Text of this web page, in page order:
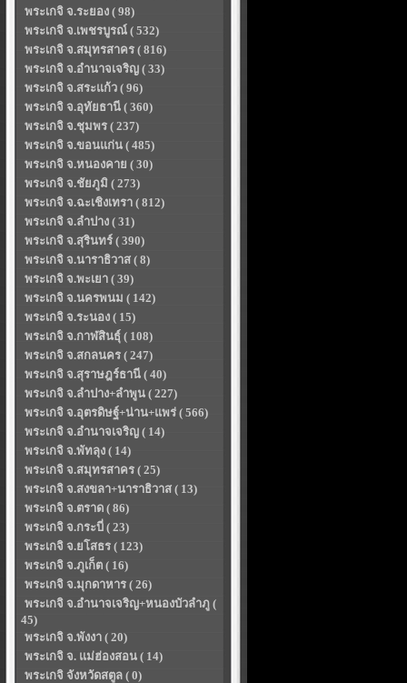
พระเกจิ จ.ระยอง ( 98)
พระเกจิ จ.เพชรบูรณ์ ( 532)
พระเกจิ จ.สมุทรสาคร ( 816)
พระเกจิ จ.อำนาจเจริญ ( 33)
พระเกจิ จ.สระแก้ว ( 96)
พระเกจิ จ.อุทัยธานี ( 360)
พระเกจิ จ.ชุมพร ( 237)
พระเกจิ จ.ขอนแก่น ( 485)
พระเกจิ จ.หนองคาย ( 30)
พระเกจิ จ.ชัยภูมิ ( 273)
พระเกจิ จ.ฉะเชิงเทรา ( 812)
พระเกจิ จ.ลำปาง ( 31)
พระเกจิ จ.สุรินทร์ ( 390)
พระเกจิ จ.นาราธิวาส ( 8)
พระเกจิ จ.พะเยา ( 39)
พระเกจิ จ.นครพนม ( 142)
พระเกจิ จ.ระนอง ( 15)
พระเกจิ จ.กาฬสินธุ์ ( 108)
พระเกจิ จ.สกลนคร ( 247)
พระเกจิ จ.สุราษฎร์ธานี ( 40)
พระเกจิ จ.ลำปาง+ลำพูน ( 227)
พระเกจิ จ.อุตรดิษฐ์+น่าน+แพร่ ( 566)
พระเกจิ จ.อำนาจเจริญ ( 14)
พระเกจิ จ.พัทลุง ( 14)
พระเกจิ จ.สมุทรสาคร ( 25)
พระเกจิ จ.สงขลา+นาราธิวาส ( 13)
พระเกจิ จ.ตราด ( 86)
พระเกจิ จ.กระบี่ ( 23)
พระเกจิ จ.ยโสธร ( 123)
พระเกจิ จ.ภูเก็ต ( 16)
พระเกจิ จ.มุกดาหาร ( 26)
พระเกจิ จ.อำนาจเจริญ+หนองบัวลำภู (
45)
พระเกจิ จ.พังงา ( 20)
พระเกจิ จ. แม่ฮ่องสอน ( 14)
พระเกจิ จังหวัดสตูล ( 0)